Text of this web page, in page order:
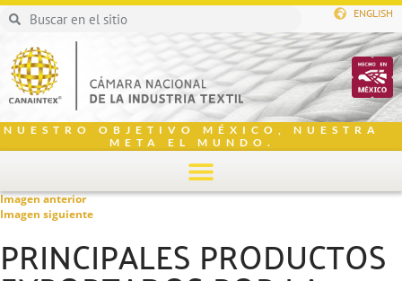
ENGLISH
NUESTRO OBJETIVO MÉXICO, NUESTRA
META EL MUNDO.
Imagen anterior
Imagen siguiente
PRINCIPALES PRODUCTOS